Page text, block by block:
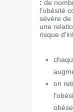
: de
l’obésité
sévère de
une
risque
on